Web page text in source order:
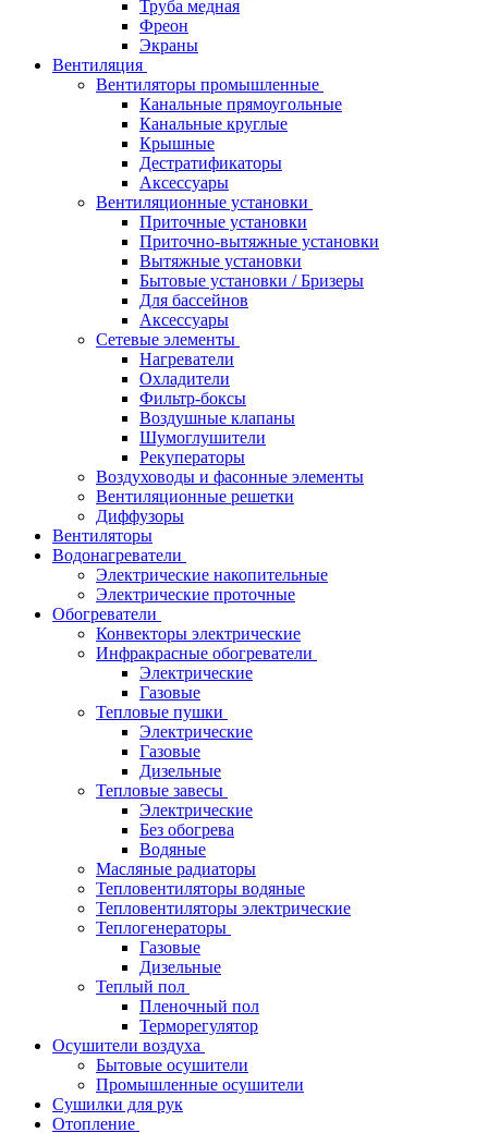
Труба медная
Фреон
Экраны
Вентиляция
Вентиляторы промышленные
Канальные прямоугольные
Канальные круглые
Крышные
Дестратификаторы
Аксессуары
Вентиляционные установки
Приточные установки
Приточно-вытяжные установки
Вытяжные установки
Бытовые установки / Бризеры
Для бассейнов
Аксессуары
Сетевые элементы
Нагреватели
Охладители
Фильтр-боксы
Воздушные клапаны
Шумоглушители
Рекуператоры
Воздуховоды и фасонные элементы
Вентиляционные решетки
Диффузоры
Вентиляторы
Водонагреватели
Электрические накопительные
Электрические проточные
Обогреватели
Конвекторы электрические
Инфракрасные обогреватели
Электрические
Газовые
Тепловые пушки
Электрические
Газовые
Дизельные
Тепловые завесы
Электрические
Без обогрева
Водяные
Масляные радиаторы
Тепловентиляторы водяные
Тепловентиляторы электрические
Теплогенераторы
Газовые
Дизельные
Теплый пол
Пленочный пол
Терморегулятор
Осушители воздуха
Бытовые осушители
Промышленные осушители
Сушилки для рук
Отопление